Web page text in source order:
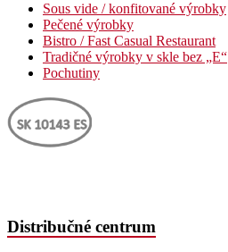
Sous vide / konfitované výrobky
Pečené výrobky
Bistro / Fast Casual Restaurant
Tradičné výrobky v skle bez „E“
Pochutiny
Distribučné centrum